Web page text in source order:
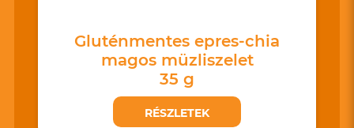
Gluténmentes epres-chia
magos müzliszelet
35 g
RÉSZLETEK